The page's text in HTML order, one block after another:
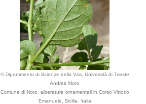
© Dipartimento di Scienze della Vita, Università di Trieste
Andrea Moro
Comune di Noto, alberature ornamentali in Corso Vittorio
Emanuele, Sicilia, Italia